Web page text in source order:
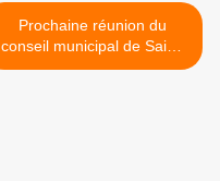
Prochaine réunion du
conseil municipal de Saint-
Christophe-sur-le-Nais >